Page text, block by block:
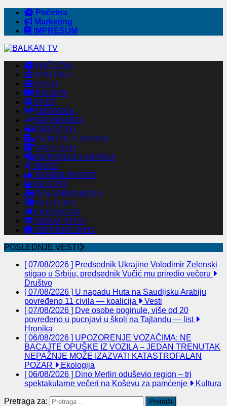
Početna
Marketing
IMPRESUM
POČETNA
POLITIKA
VESTI
REGION
SVET
HRONIKA
EKONOMIJA
DRUŠTVO
SUBOTICA DANAS
NOVI SAD
REPUBLIKA SRPSKA
SPORT
ZANIMLJIVOSTI
RECEPTI
POLJOPRIVREDA
KULTURA
EKOLOGIJA
ZDRAVSTVO
SERVISNE INFO
POSLEDNJE VESTI
[ 07/08/2026 ] Predsednik Ukrajine Volodimir Zelenski
stigao u Srbiju, predsednik Vučić mu priredio večeru
Društvo
[ 07/08/2026 ] U napadu Huta na Saudijsku Arabiju
povređeno 11 civila — koalicija
Vesti
[ 07/08/2026 ] Dve osobe poginule, više od 20
povređeno u pucnjavi u školi na Tajlandu — list
Hronika
[ 06/08/2026 ] UPOZORENJE VOZAČIMA: NE
BACAJTE OPUŠKE IZ VOZILA – JEDAN TRENUTAK
NEPAŽNJE MOŽE IZAZVATI KATASTROFALAN
POŽAR
Ekologija
[ 06/08/2026 ] Dino Merlin oduševio region – tri
spektakularne večeri na Koševu za pamćenje
Kultura
Pretraga za: